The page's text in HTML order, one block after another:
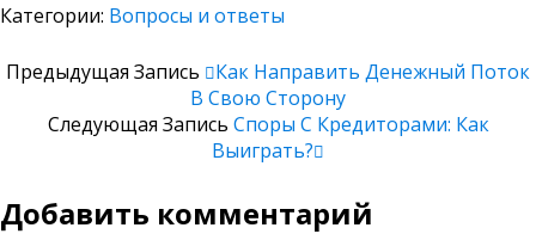
Категории: Вопросы и ответы
Предыдущая Запись
Как Направить Денежный Поток
В Свою Сторону
Следующая Запись Споры С Кредиторами: Как
Выиграть?
Добавить комментарий